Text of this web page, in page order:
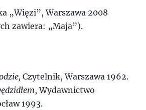
„Więzi”, Warszawa 2008
zawiera: „Maja”).
Czytelnik, Warszawa 1962.
, Wydawnictwo
1993.